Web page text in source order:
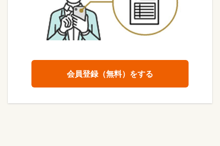
会員登録（無料）をする